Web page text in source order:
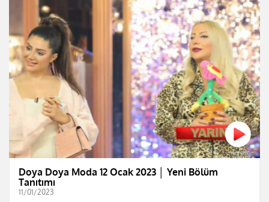
Doya Doya Moda 12 Ocak 2023 │ Yeni Bölüm
Tanıtımı
11/01/2023